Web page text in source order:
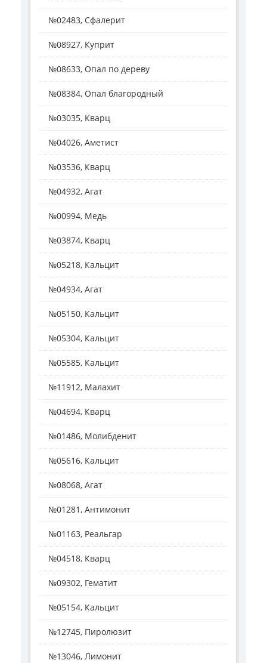
№02483, Сфалерит
№08927, Куприт
№08633, Опал по дереву
№08384, Опал благородный
№03035, Кварц
№04026, Аметист
№03536, Кварц
№04932, Агат
№00994, Медь
№03874, Кварц
№05218, Кальцит
№04934, Агат
№05150, Кальцит
№05304, Кальцит
№05585, Кальцит
№11912, Малахит
№04694, Кварц
№01486, Молибденит
№05616, Кальцит
№08068, Агат
№01281, Антимонит
№01163, Реальгар
№04518, Кварц
№09302, Гематит
№05154, Кальцит
№12745, Пиролюзит
№13046, Лимонит